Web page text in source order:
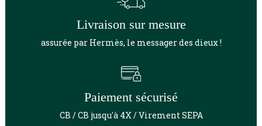
Livraison sur mesure
assurée par Hermès, le messager des dieux !
Paiement sécurisé
CB / CB jusqu'à 4X / Virement SEPA